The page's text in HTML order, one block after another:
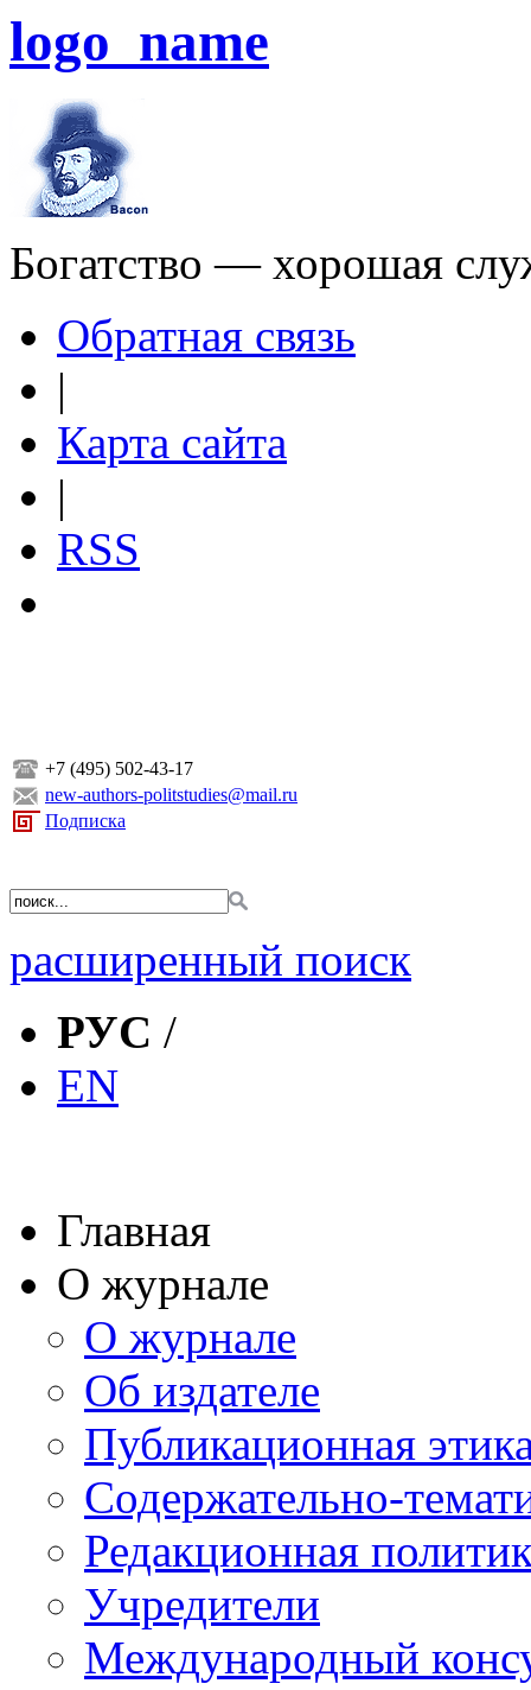
logo_name
Богатство — хорошая
Обратная связь
|
Карта сайта
|
RSS
+7 (495) 502-43-17
new-authors-politstudies@mail.ru
Подписка
расширенный поиск
РУС /
EN
Главная
О журнале
О журнале
Об издателе
Публикационная
Содержательно-
Редакционная
Учредители
Международный